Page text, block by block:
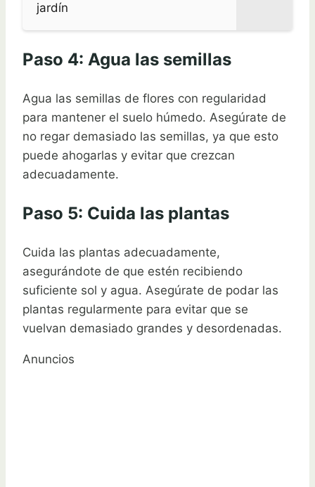
jardín
Paso 4: Agua las semillas
Agua las semillas de flores con regularidad
para mantener el suelo húmedo. Asegúrate de
no regar demasiado las semillas, ya que esto
puede ahogarlas y evitar que crezcan
adecuadamente.
Paso 5: Cuida las plantas
Cuida las plantas adecuadamente,
asegurándote de que estén recibiendo
suficiente sol y agua. Asegúrate de podar las
plantas regularmente para evitar que se
vuelvan demasiado grandes y desordenadas.
Anuncios